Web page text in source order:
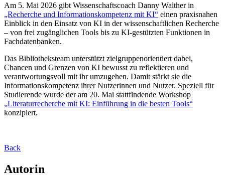
Am 5. Mai 2026 gibt Wissenschaftscoach Danny Walther in
„Recherche und Informationskompetenz mit KI“ einen praxisnahen
Einblick in den Einsatz von KI in der wissenschaftlichen Recherche
– von frei zugänglichen Tools bis zu KI-gestützten Funktionen in
Fachdatenbanken.
Das Bibliotheksteam unterstützt zielgruppenorientiert dabei,
Chancen und Grenzen von KI bewusst zu reflektieren und
verantwortungsvoll mit ihr umzugehen. Damit stärkt sie die
Informationskompetenz ihrer Nutzerinnen und Nutzer. Speziell für
Studierende wurde der am 20. Mai stattfindende Workshop
„Literaturrecherche mit KI: Einführung in die besten Tools“
konzipiert.
Back
Autorin